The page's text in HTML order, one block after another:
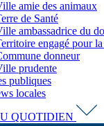
amie des animaux
de Santé
ambassadrice du
engagé pour
donneur
prudente
publiques
locales
QUOTIDIEN